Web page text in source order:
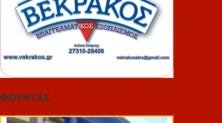
ΦΟΥΝΤΑΣ